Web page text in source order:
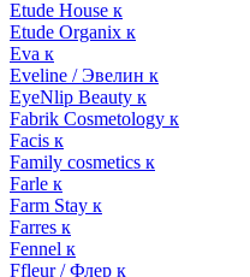
Etude House к
Etude Organix к
Eva к
Eveline / Эвелин к
EyeNlip Beauty к
Fabrik Cosmetology к
Facis к
Family cosmetics к
Farle к
Farm Stay к
Farres к
Fennel к
Ffleur / Флер к